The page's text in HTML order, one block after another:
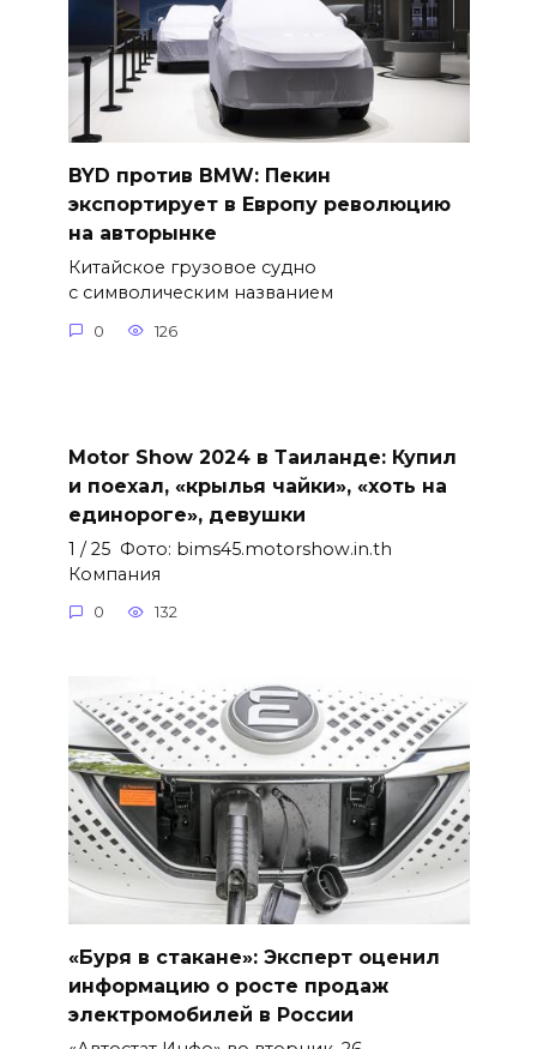
BYD против BMW: Пекин
экспортирует в Европу революцию
на авторынке
Китайское грузовое судно
с символическим названием
0 126
Motor Show 2024 в Таиланде: Купил
и поехал, «крылья чайки», «хоть на
единороге», девушки
1 / 25 Фото: bims45.motorshow.in.th
Компания
0 132
«Буря в стакане»: Эксперт оценил
информацию о росте продаж
электромобилей в России